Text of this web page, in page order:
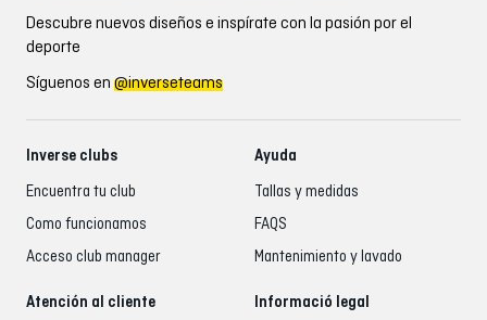
Descubre nuevos diseños e inspírate con la pasión por el
deporte
Síguenos en @inverseteams
Inverse clubs
Encuentra tu club
Como funcionamos
Acceso club manager
Ayuda
Tallas y medidas
FAQS
Mantenimiento y lavado
Atención al cliente Informació legal